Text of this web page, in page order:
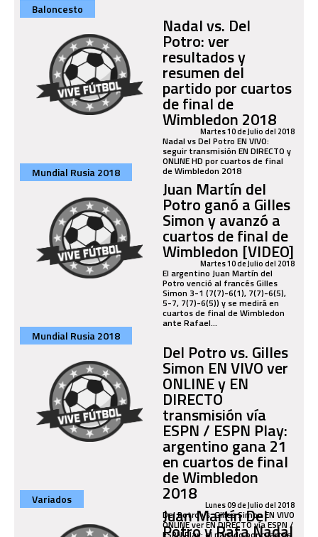
Baloncesto
Nadal vs. Del
Potro: ver
resultados y
resumen del
partido por cuartos
de final de
Wimbledon 2018
Martes 10 de Julio del 2018
Nadal vs Del Potro EN VIVO:
seguir transmisión EN DIRECTO y
ONLINE HD por cuartos de final
de Wimbledon 2018
Mundial Rusia 2018
Juan Martín del
Potro ganó a Gilles
Simon y avanzó a
cuartos de final de
Wimbledon [VIDEO]
Martes 10 de Julio del 2018
El argentino Juan Martín del
Potro venció al francés Gilles
Simon 3-1 (7(7)-6(1), 7(7)-6(5),
5-7, 7(7)-6(5)) y se medirá en
cuartos de final de Wimbledon
ante Rafael...
Mundial Rusia 2018
Del Potro vs. Gilles
Simon EN VIVO ver
ONLINE y EN
DIRECTO
transmisión vía
ESPN / ESPN Play:
argentino gana 21
en cuartos de final
de Wimbledon
2018 Lunes 09 de Julio del 2018
Del Potro vs. Gilles Simon EN VIVO
ONLINE ver EN DIRECTO vía ESPN /
ESPN Play: el partido por cuartos
Variados
Juan Martín Del
Potro y Rafa Nadal